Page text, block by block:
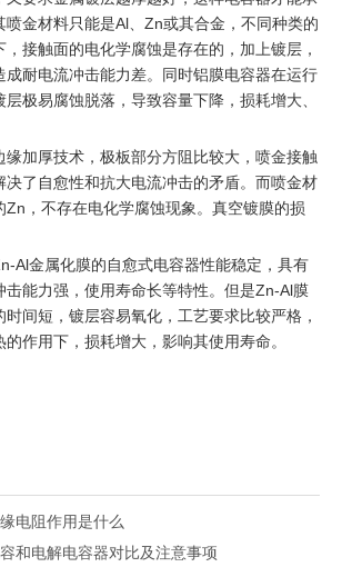
喷金材料只能是Al、Zn或其合金，不同种类的
接触面的电化学腐蚀是存在的，加上镀层，
成耐电流冲击能力差。同时铝膜电容器在运行
极易腐蚀脱落，导致容量下降，损耗增大、
加厚技术，极板部分方阻比较大，喷金接触
决了自愈性和抗大电流冲击的矛盾。而喷金材
Zn，不存在电化学腐蚀现象。真空镀膜的损
金属化膜的自愈式电容器性能稳定，具有
击能力强，使用寿命长等特性。但是Zn-Al膜
间短，镀层容易氧化，工艺要求比较严格，
作用下，损耗增大，影响其使用寿命。
电阻作用是什么
和电解电容器对比及注意事项